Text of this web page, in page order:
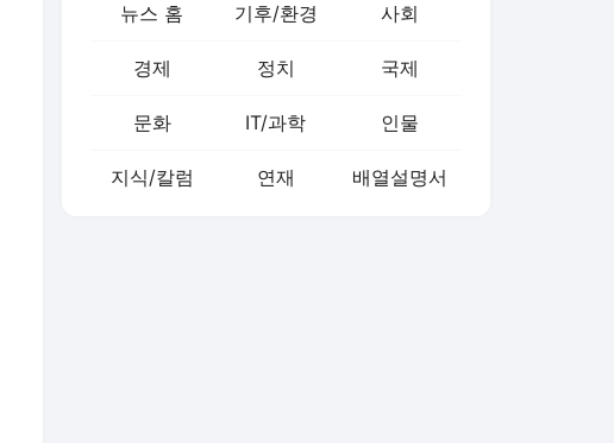
뉴스 홈 기후/환경 사회
경제 정치 국제
문화 IT/과학 인물
지식/칼럼 연재 배열설명서